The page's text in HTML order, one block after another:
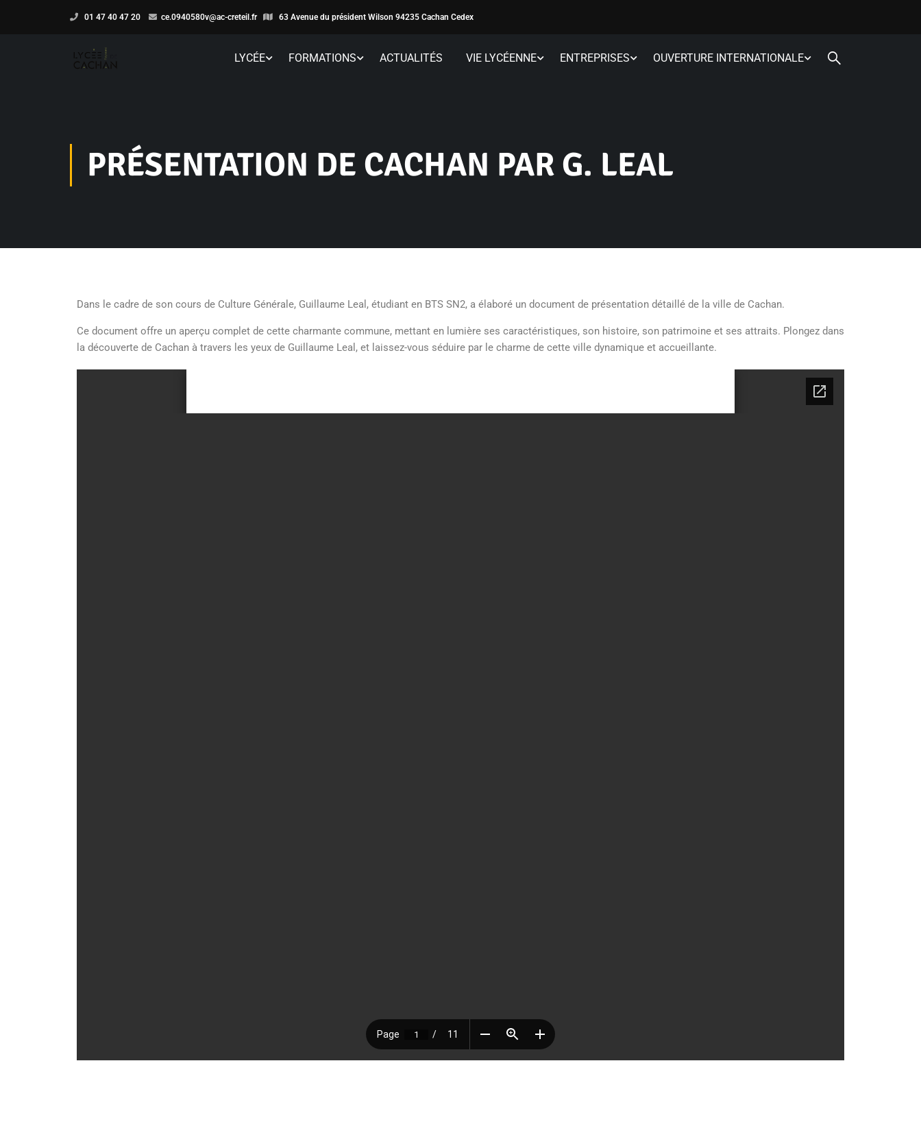
01 47 40 47 20 ce.0940580v@ac-creteil.fr 63 Avenue du président Wilson 94235 Cachan Cedex
LYCÉE FORMATIONS ACTUALITÉS VIE LYCÉENNE ENTREPRISES OUVERTURE INTERNATIONALE
PRÉSENTATION DE CACHAN PAR G. LEAL
Dans le cadre de son cours de Culture Générale, Guillaume Leal, étudiant en BTS SN2, a élaboré un document de présentation détaillé de la ville de Cachan.
Ce document offre un aperçu complet de cette charmante commune, mettant en lumière ses caractéristiques, son histoire, son patrimoine et ses attraits. Plongez dans
la découverte de Cachan à travers les yeux de Guillaume Leal, et laissez-vous séduire par le charme de cette ville dynamique et accueillante.